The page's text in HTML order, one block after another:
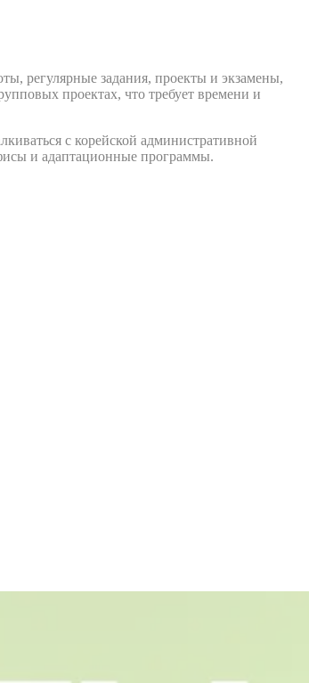
регулярные задания, проекты и экзамены,
проектах, что требует времени и
с корейской административной
и адаптационные программы.